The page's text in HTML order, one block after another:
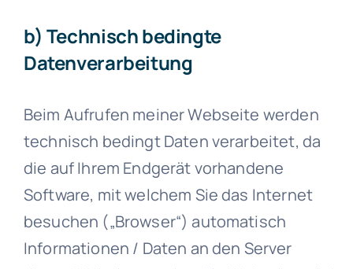
b) Technisch bedingte
Datenverarbeitung
Beim Aufrufen meiner Webseite werden
technisch bedingt Daten verarbeitet, da
die auf Ihrem Endgerät vorhandene
Software, mit welchem Sie das Internet
besuchen („Browser“) automatisch
Informationen / Daten an den Server